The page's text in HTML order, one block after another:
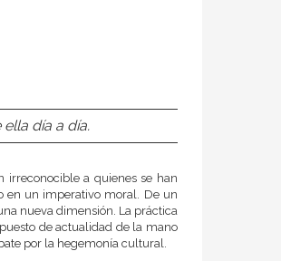
día a día.
irreconocible a quienes se han
en un imperativo moral. De un
nueva dimensión. La práctica
de actualidad de la mano
por la hegemonía cultural.